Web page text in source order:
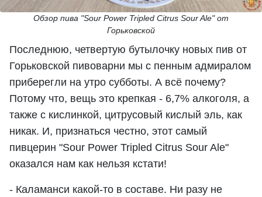
Обзор пива "Sour Power Tripled Citrus Sour Ale" от
Горьковской
Последнюю, четвертую бутылочку новых пив от
Горьковской пивоварни мы с пенным адмиралом
приберегли на утро субботы. А всё почему?
Потому что, вещь это крепкая - 6,7% алкоголя, а
также с кислинкой, цитрусовый кислый эль, как
никак. И, признаться честно, этот самый
пивцерин "Sour Power Tripled Citrus Sour Ale"
оказался нам как нельзя кстати!
- Каламанси какой-то в составе. Ни разу не